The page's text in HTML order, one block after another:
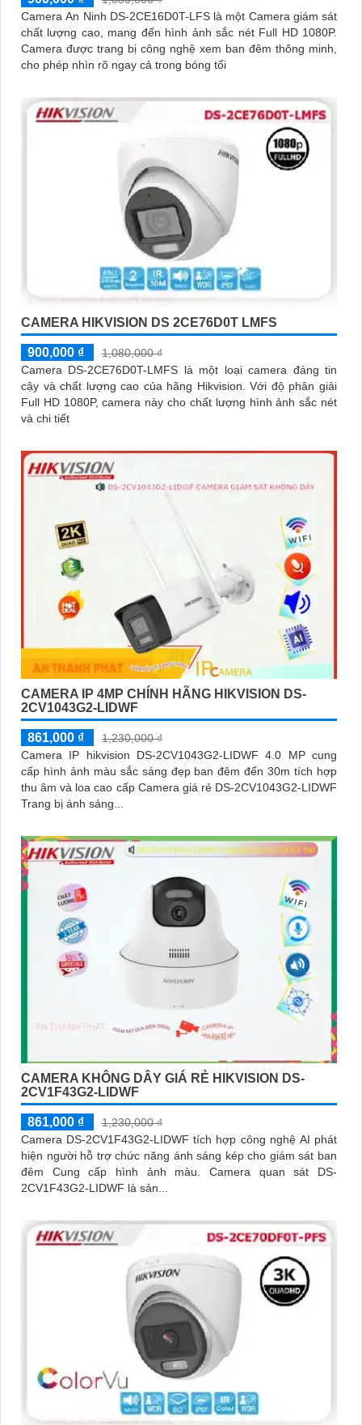
Camera An Ninh DS-2CE16D0T-LFS là một Camera giám sát
chất lượng cao, mang đến hình ảnh sắc nét Full HD 1080P.
Camera được trang bị công nghệ xem ban đêm thông minh,
cho phép nhìn rõ ngay cả trong bóng tối
CAMERA HIKVISION DS 2CE76D0T LMFS
900,000 ₫
1,080,000 ₫
Camera DS-2CE76D0T-LMFS là một loại camera đáng tin
cậy và chất lượng cao của hãng Hikvision. Với độ phân giải
Full HD 1080P, camera này cho chất lượng hình ảnh sắc nét
và chi tiết
CAMERA IP 4MP CHÍNH HÃNG HIKVISION DS-
2CV1043G2-LIDWF
861,000 ₫
1,230,000 ₫
Camera IP hikvision DS-2CV1043G2-LIDWF 4.0 MP cung
cấp hình ảnh màu sắc sáng đẹp ban đêm đến 30m tích hợp
thu âm và loa cao cấp Camera giá rẻ DS-2CV1043G2-LIDWF
Trang bị ánh sáng...
CAMERA KHÔNG DÂY GIÁ RẺ HIKVISION DS-
2CV1F43G2-LIDWF
861,000 ₫
1,230,000 ₫
Camera DS-2CV1F43G2-LIDWF tích hợp công nghệ AI phát
hiện người hỗ trợ chức năng ánh sáng kép cho giám sát ban
đêm Cung cấp hình ảnh màu. Camera quan sát DS-
2CV1F43G2-LIDWF là sản...